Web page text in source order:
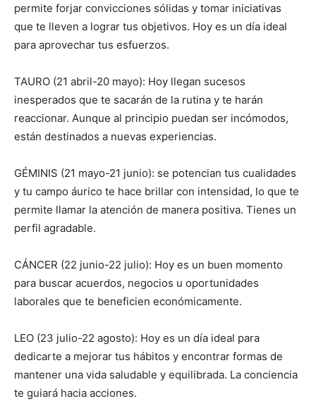
permite forjar convicciones sólidas y tomar iniciativas
que te lleven a lograr tus objetivos. Hoy es un día ideal
para aprovechar tus esfuerzos.
TAURO (21 abril-20 mayo): Hoy llegan sucesos
inesperados que te sacarán de la rutina y te harán
reaccionar. Aunque al principio puedan ser incómodos,
están destinados a nuevas experiencias.
GÉMINIS (21 mayo-21 junio): se potencian tus cualidades
y tu campo áurico te hace brillar con intensidad, lo que te
permite llamar la atención de manera positiva. Tienes un
perfil agradable.
CÁNCER (22 junio-22 julio): Hoy es un buen momento
para buscar acuerdos, negocios u oportunidades
laborales que te beneficien económicamente.
LEO (23 julio-22 agosto): Hoy es un día ideal para
dedicarte a mejorar tus hábitos y encontrar formas de
mantener una vida saludable y equilibrada. La conciencia
te guiará hacia acciones.